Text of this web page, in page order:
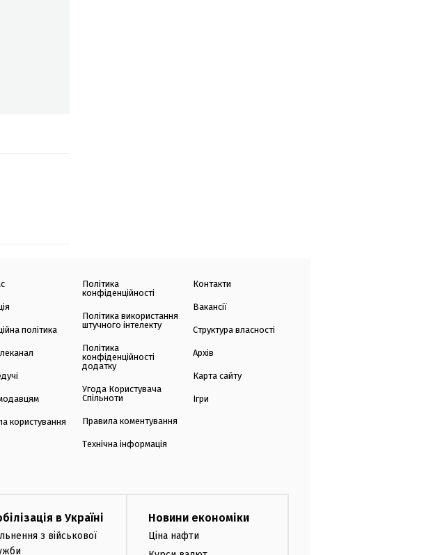
політика
користування
Політика
конфіденційності
Політика використання
штучного інтелекту
Політика
конфіденційності
додатку
Угода Користувача
Спільноти
Правила коментування
Технічна інформація
Контакти
Вакансії
Структура власності
Архів
Карта сайту
Ігри
в Україні
з військової
Новини економіки
Ціна нафти